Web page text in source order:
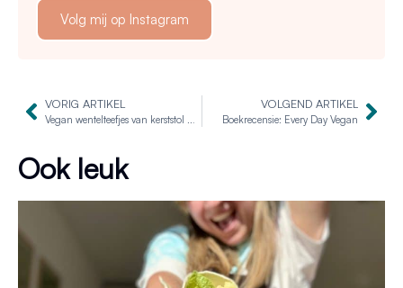
Volg mij op Instagram
VORIG ARTIKEL
Vegan wentelteefjes van kerststol met rode bieten kiemen
VOLGEND ARTIKEL
Boekrecensie: Every Day Vegan
Ook leuk